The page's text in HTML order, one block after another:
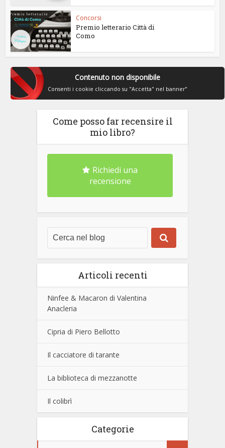
Concorsi
Premio letterario Città di
Como
Contenuto non disponibile
Consenti i cookie cliccando su "Accetta" nel banner"
Come posso far recensire il
mio libro?
Richiedi una
recensione
Articoli recenti
Ninfee & Macaron di Valentina
Anacleria
Cipria di Piero Bellotto
Il cacciatore di tarante
La biblioteca di mezzanotte
Il colibrì
Categorie